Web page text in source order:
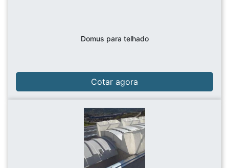
Domus para telhado
Cotar agora